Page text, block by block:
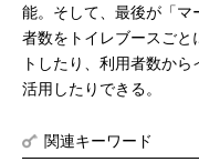
能。そして、最後が「マ
者数をトイレブースごと
トしたり、利用者数か
活用したりできる。
関連キーワード